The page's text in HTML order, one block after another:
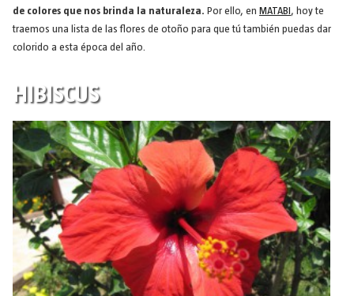
de colores que nos brinda la naturaleza. Por ello, en MATABI , hoy te
traemos una lista de las flores de otoño para que tú también puedas dar
colorido a esta época del año.
HIBISCUS